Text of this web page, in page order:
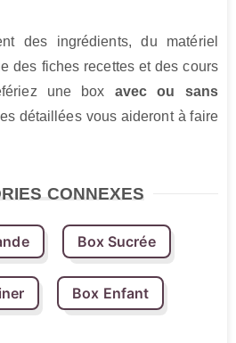
des ingrédients, du matériel
des fiches recettes et des cours
une box avec ou sans
détaillées vous aideront à faire
CONNEXES
Box Sucrée
Box Enfant